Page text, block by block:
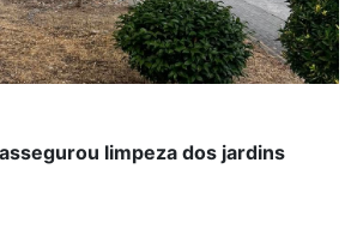
limpeza dos jardins